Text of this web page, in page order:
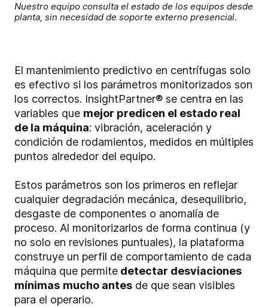
Nuestro equipo consulta el estado de los equipos desde
planta, sin necesidad de soporte externo presencial.
El mantenimiento predictivo en centrífugas solo
es efectivo si los parámetros monitorizados son
los correctos. InsightPartner® se centra en las
variables que mejor predicen el estado real
de la máquina: vibración, aceleración y
condición de rodamientos, medidos en múltiples
puntos alrededor del equipo.
Estos parámetros son los primeros en reflejar
cualquier degradación mecánica, desequilibrio,
desgaste de componentes o anomalía de
proceso. Al monitorizarlos de forma continua (y
no solo en revisiones puntuales), la plataforma
construye un perfil de comportamiento de cada
máquina que permite detectar desviaciones
mínimas mucho antes de que sean visibles
para el operario.